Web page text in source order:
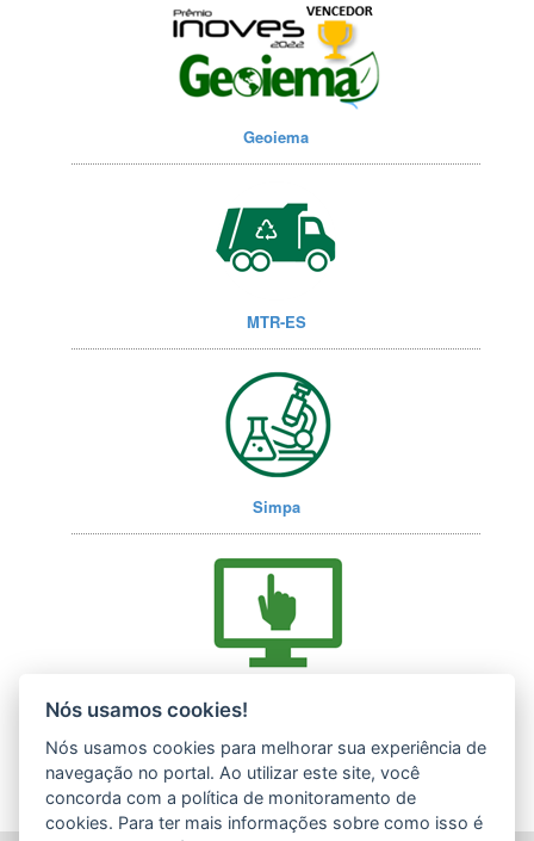
Geoiema
MTR-ES
Simpa
Nós usamos cookies!
Nós usamos cookies para melhorar sua experiência de
navegação no portal. Ao utilizar este site, você
concorda com a política de monitoramento de
cookies. Para ter mais informações sobre como isso é